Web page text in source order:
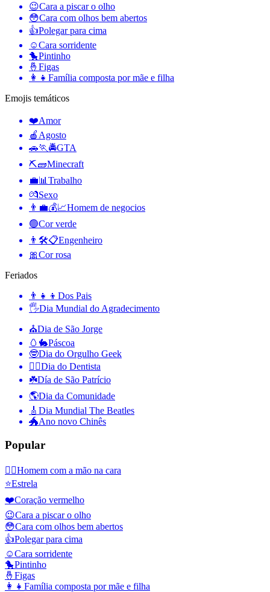
😉Cara a piscar o olho
😳Cara com olhos bem abertos
👍Polegar para cima
☺️Cara sorridente
🐤Pintinho
🤞 Figas
👩‍👧 Família composta por mãe e filha
Emojis temáticos
❤️Amor
🍎 Agosto
🚗🏃🚔GTA
⛏🧱Minecraft
💼📊 Trabalho
💏Sexo
👨‍💼💰📈Homem de negocios
🟢Cor verde
👨🛠📋Engenheiro
🎀Cor rosa
Feriados
👨‍👧‍👦 Dos Pais
🖐Dia Mundial do Agradecimento
⛪️Dia de São Jorge
🥚🐇Páscoa
🤓Dia do Orgulho Geek
👨‍⚕️Dia do Dentista
☘️Día de São Patrício
🌎Dia da Comunidade
🎸 Dia Mundial The Beatles
🐲Ano novo Chinês
Popular
🤦‍♂️Homem com a mão na cara
⭐Estrela
❤️Coração vermelho
😉Cara a piscar o olho
😳Cara com olhos bem abertos
👍Polegar para cima
☺️Cara sorridente
🐤Pintinho
🤞 Figas
👩‍👧 Família composta por mãe e filha